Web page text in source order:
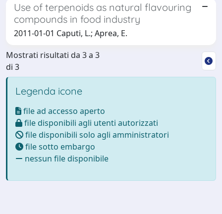
Use of terpenoids as natural flavouring
compounds in food industry
2011-01-01 Caputi, L.; Aprea, E.
Mostrati risultati da 3 a 3
di 3
Legenda icone
file ad accesso aperto
file disponibili agli utenti autorizzati
file disponibili solo agli amministratori
file sotto embargo
nessun file disponibile